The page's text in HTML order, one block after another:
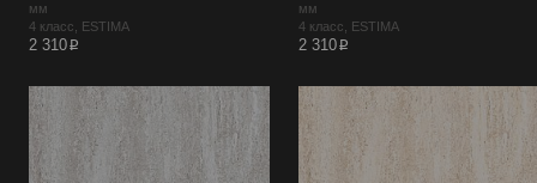
мм
4 класс, ESTIMA
2 310p
мм
4 класс, ESTIMA
2 310p